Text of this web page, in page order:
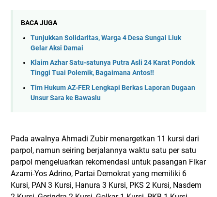
BACA JUGA
Tunjukkan Solidaritas, Warga 4 Desa Sungai Liuk
Gelar Aksi Damai
Klaim Azhar Satu-satunya Putra Asli 24 Karat Pondok
Tinggi Tuai Polemik, Bagaimana Antos!!
Tim Hukum AZ-FER Lengkapi Berkas Laporan Dugaan
Unsur Sara ke Bawaslu
Pada awalnya Ahmadi Zubir menargetkan 11 kursi dari
parpol, namun seiring berjalannya waktu satu per satu
parpol mengeluarkan rekomendasi untuk pasangan Fikar
Azami-Yos Adrino, Partai Demokrat yang memiliki 6
Kursi, PAN 3 Kursi, Hanura 3 Kursi, PKS 2 Kursi, Nasdem